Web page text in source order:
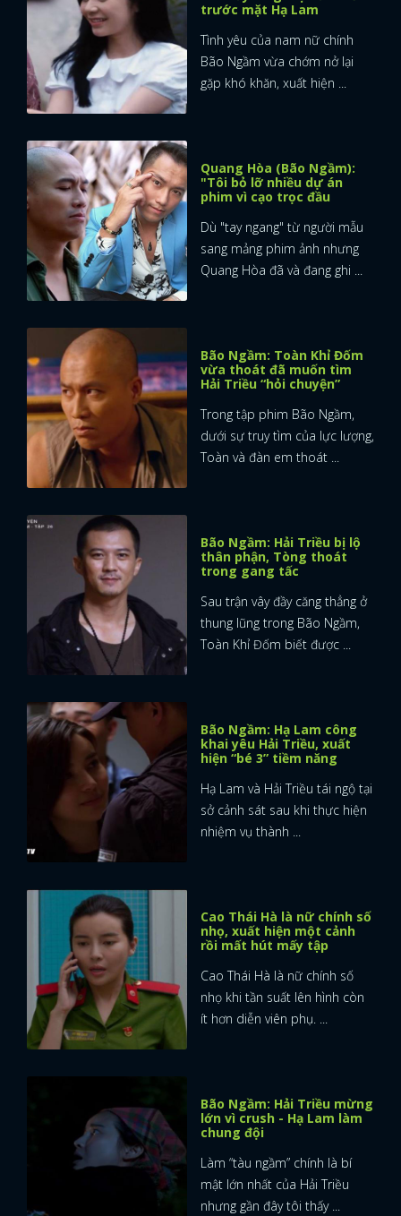
trước mặt Hạ Lam
Tình yêu của nam nữ chính
Bão Ngầm vừa chớm nở lại
gặp khó khăn, xuất hiện ...
Quang Hòa (Bão Ngầm):
"Tôi bỏ lỡ nhiều dự án
phim vì cạo trọc đầu
Dù "tay ngang" từ người mẫu
sang mảng phim ảnh nhưng
Quang Hòa đã và đang ghi ...
Bão Ngầm: Toàn Khỉ Đốm
vừa thoát đã muốn tìm
Hải Triều “hỏi chuyện”
Trong tập phim Bão Ngầm,
dưới sự truy tìm của lực lượng,
Toàn và đàn em thoát ...
Bão Ngầm: Hải Triều bị lộ
thân phận, Tòng thoát
trong gang tấc
Sau trận vây đầy căng thẳng ở
thung lũng trong Bão Ngầm,
Toàn Khỉ Đốm biết được ...
Bão Ngầm: Hạ Lam công
khai yêu Hải Triều, xuất
hiện “bé 3” tiềm năng
Hạ Lam và Hải Triều tái ngộ tại
sở cảnh sát sau khi thực hiện
nhiệm vụ thành ...
Cao Thái Hà là nữ chính số
nhọ, xuất hiện một cảnh
rồi mất hút mấy tập
Cao Thái Hà là nữ chính số
nhọ khi tần suất lên hình còn
ít hơn diễn viên phụ. ...
Bão Ngầm: Hải Triều mừng
lớn vì crush - Hạ Lam làm
chung đội
Làm “tàu ngầm” chính là bí
mật lớn nhất của Hải Triều
nhưng gần đây tôi thấy ...